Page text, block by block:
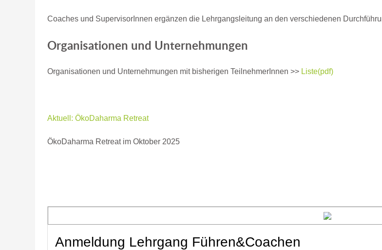
Coaches und SupervisorInnen ergänzen die Lehrgangsleitung an den verschiedenen
Organisationen und Unternehmungen
Organisationen und Unternehmungen mit bisherigen TeilnehmerInnen >> Liste(pdf)
Aktuell: ÖkoDaharma Retreat
ÖkoDaharma Retreat im Oktober 2025
Anmeldung Lehrgang Führen&Coachen